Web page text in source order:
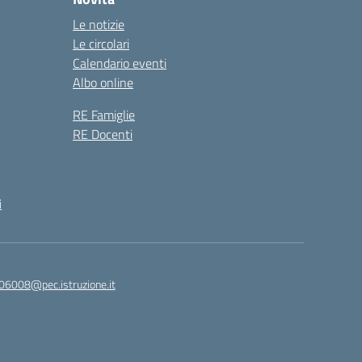
Le notizie
Le circolari
Calendario eventi
Albo online
RE Famiglie
RE Docenti